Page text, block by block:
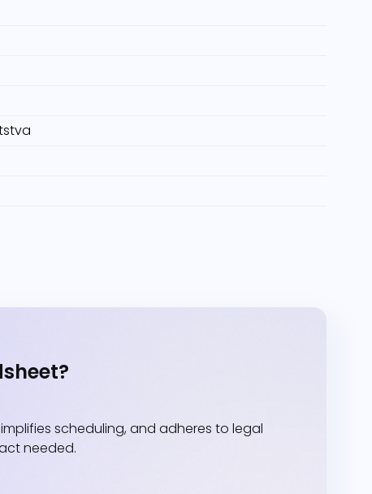
scheduling, and adheres to legal
needed.